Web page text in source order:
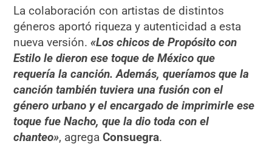
La colaboración con artistas de distintos
géneros aportó riqueza y autenticidad a esta
nueva versión.«Los chicos de Propósito con
Estilo le dieron ese toque de México que
requería la canción. Además, queríamos que la
canción también tuviera una fusión con el
género urbano y el encargado de imprimirle ese
toque fue Nacho, que la dio toda con el
chanteo», agregaConsuegra.